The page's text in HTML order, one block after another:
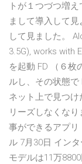
トが１つづつ増
まして導入して
して見ました。
3.5G), works with
を起動 FD （６枚
ルし、その状態で
ネット上で見つけ
リーズしなくな
事ができるアプ
ル 7月30日 イン
モデルは11万